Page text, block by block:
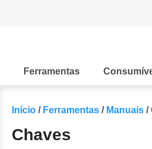
Ferramentas
Início / Ferramentas / Manuais /
Chaves